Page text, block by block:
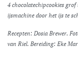
4 chocolatechipcookies
ijsmachine door het ijs te
Recepten: Dosia Brewer. Fotografie: Saskia van Osnabrugge. Styling: Jan Willen
van Riel. Bereiding: Eke